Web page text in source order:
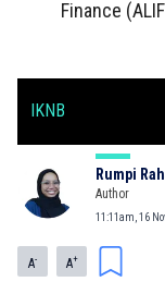
Finance
IKNB
Rumpi
Author
11:11am, 16
A- A+